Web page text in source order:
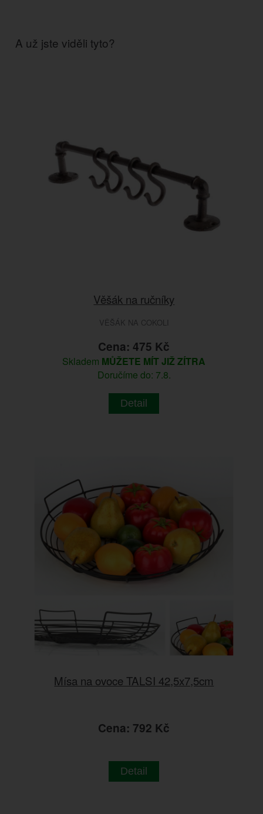
A už jste viděli tyto?
Věšák na ručníky
VĚŠÁK NA COKOLI
Cena: 475 Kč
Skladem MŮŽETE MÍT JIŽ ZÍTRA
Doručíme do: 7.8.
Detail
Mísa na ovoce TALSI 42,5x7,5cm
Cena: 792 Kč
Detail